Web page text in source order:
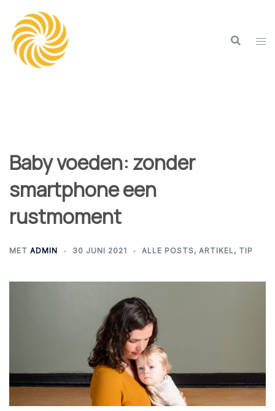
naar
inhoud
Baby voeden: zonder
smartphone een
rustmoment
MET ADMIN 30 JUNI 2021 ALLE POSTS, ARTIKEL, TIP